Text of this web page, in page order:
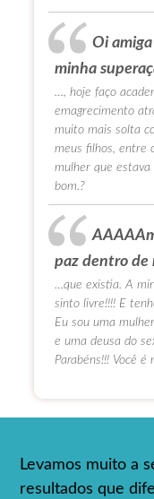
Oi
minha
…, hoje faço
emagrecimento
muito mais solta
meus filhos, entre
mulher que
bom.?
paz dentro de
…que existia. A
sinto livre!!!! E
Eu sou uma
e uma deusa do
Parabéns!!! Você é
Levamos muito a
resultados que